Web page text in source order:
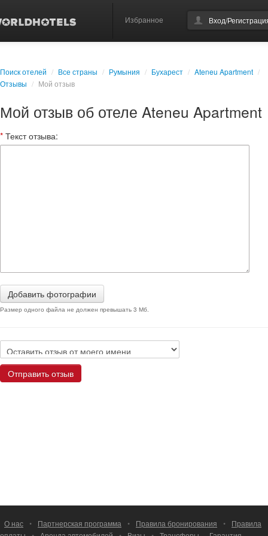
Избранное Вход/
Поиск отелей / Все страны / Румыния / Бухарест / Ateneu Apartment /
Отзывы / Мой отзыв
Мой отзыв об отеле Ateneu Apartment
* Текст отзыва:
Добавить фотографии
Размер одного файла не должен превышать 3 Мб.
Отправить отзыв
О нас • Партнерская программа • Правила бронирования •
Правила